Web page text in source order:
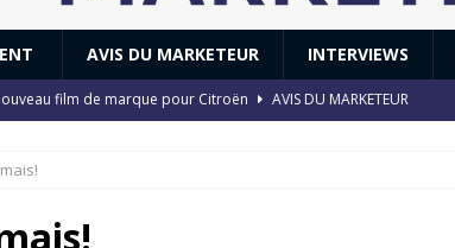
AVIS DU MARKETEUR INTERVIEWS
film de marque pour Citroën
AVIS DU MARKETEUR
GTi : naissance d’une légende
: Honda dévoile un spot publicitaire… confiné!